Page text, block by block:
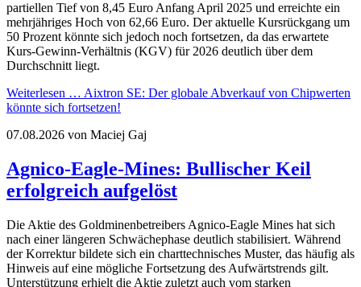
partiellen Tief von 8,45 Euro Anfang April 2025 und erreichte ein
mehrjähriges Hoch von 62,66 Euro. Der aktuelle Kursrückgang um
50 Prozent könnte sich jedoch noch fortsetzen, da das erwartete
Kurs-Gewinn-Verhältnis (KGV) für 2026 deutlich über dem
Durchschnitt liegt.
Weiterlesen … Aixtron SE: Der globale Abverkauf von Chipwerten
könnte sich fortsetzen!
07.08.2026 von Maciej Gaj
Agnico-Eagle-Mines: Bullischer Keil
erfolgreich aufgelöst
Die Aktie des Goldminenbetreibers Agnico-Eagle Mines hat sich
nach einer längeren Schwächephase deutlich stabilisiert. Während
der Korrektur bildete sich ein charttechnisches Muster, das häufig als
Hinweis auf eine mögliche Fortsetzung des Aufwärtstrends gilt.
Unterstützung erhielt die Aktie zuletzt auch vom starken